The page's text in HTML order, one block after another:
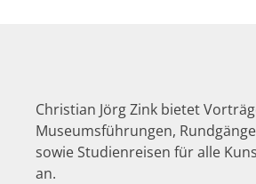
Christian Jörg Zink bietet
Museumsführungen,
sowie Studienreisen für alle
an.